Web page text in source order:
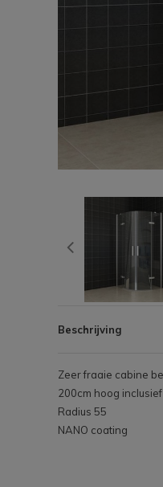
Beschrijving
Zeer fraaie cabine
200cm hoog
Radius 55
NANO coating